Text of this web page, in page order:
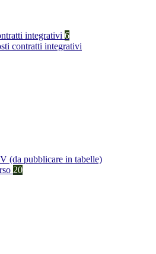
integrativi 6
contratti integrativi
(da pubblicare in tabelle)
20